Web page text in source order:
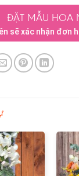
ĐẶT MẪU HOA
sẽ xác nhận đơn